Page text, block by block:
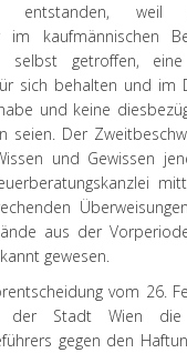
entstanden, weil
im kaufmännischen
selbst getroffen,
sich behalten und im
und keine
seien. Der
und Gewissen
aus der
gewesen.
vom 26.
der Stadt Wien die
gegen den